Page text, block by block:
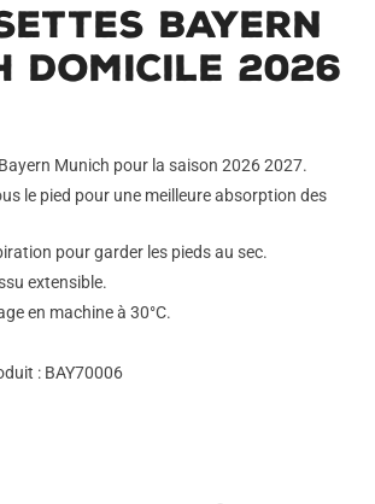
Bayern
Domicile 2026
Munich pour la saison 2026 2027.
le pied pour une meilleure absorption des
pour garder les pieds au sec.
extensible.
en machine à 30°C.
: BAY70006